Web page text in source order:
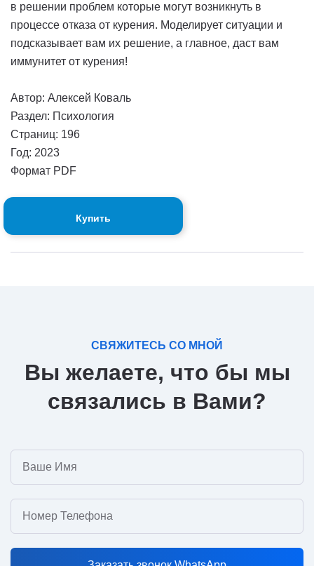
в решении проблем которые могут возникнуть в
процессе отказа от курения. Моделирует ситуации и
подсказывает вам их решение, а главное, даст вам
иммунитет от курения!
Автор: Алексей Коваль
Раздел: Психология
Страниц: 196
Год: 2023
Формат PDF
Купить
СВЯЖИТЕСЬ СО МНОЙ
Вы желаете, что бы мы
связались в Вами?
Ваше Имя
Номер Телефона